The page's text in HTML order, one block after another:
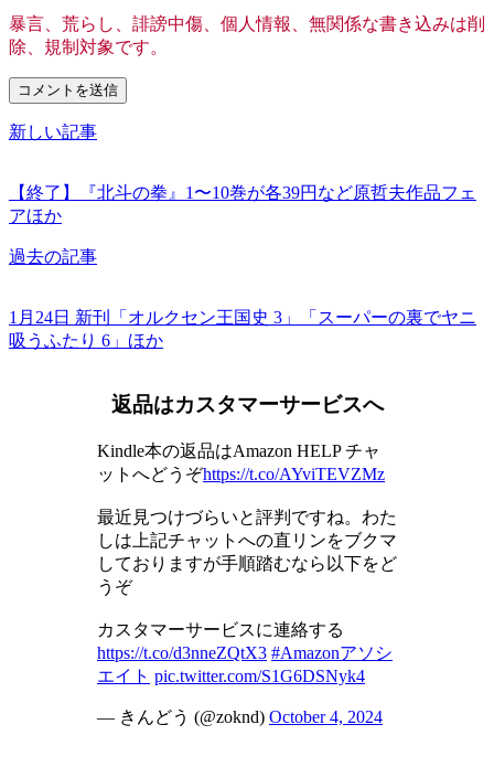
暴言、荒らし、誹謗中傷、個人情報、無関係な書き込みは削
除、規制対象です。
新しい記事
【終了】『北斗の拳』1〜10巻が各39円など原哲夫作品フェ
アほか
過去の記事
1月24日 新刊「オルクセン王国史 3」「スーパーの裏でヤニ
吸うふたり 6」ほか
返品はカスタマーサービスへ
Kindle本の返品はAmazon HELP チャ
ットへどうぞhttps://t.co/AYviTEVZMz
最近見つけづらいと評判ですね。わた
しは上記チャットへの直リンをブクマ
しておりますが手順踏むなら以下をど
うぞ
カスタマーサービスに連絡する
https://t.co/d3nneZQtX3 #Amazonアソシ
エイト pic.twitter.com/S1G6DSNyk4
— きんどう (@zoknd) October 4, 2024